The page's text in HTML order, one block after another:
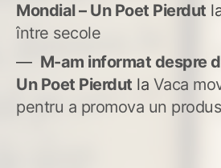
Mondial – Un Poet Pierdut
între secole
M-am informat despre
Un Poet Pierdut la Vaca
pentru a promova un produs